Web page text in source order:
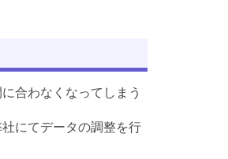
合わなくなってしまう
にてデータの調整を行